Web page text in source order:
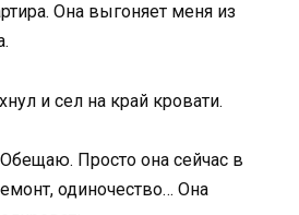
Она выгоняет меня из
и сел на край кровати.
Просто она сейчас в
одиночество… Она